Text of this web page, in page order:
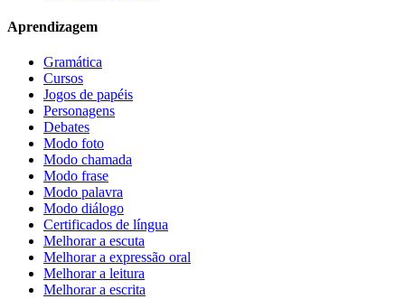
Aprendizagem
Gramática
Cursos
Jogos de papéis
Personagens
Debates
Modo foto
Modo chamada
Modo frase
Modo palavra
Modo diálogo
Certificados de língua
Melhorar a escuta
Melhorar a expressão oral
Melhorar a leitura
Melhorar a escrita